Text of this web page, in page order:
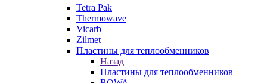
Tetra Pak
Thermowave
Vicarb
Zilmet
Пластины для теплообменников
Назад
Пластины для теплообменников